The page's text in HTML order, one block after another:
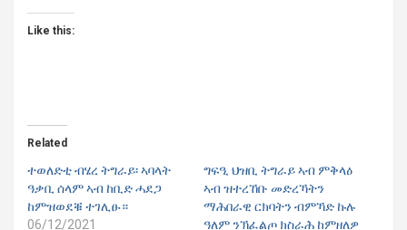
Like this:
Related
ተወለድቲ ብሄረ ትግራይ፡ ኣባላት
ዓቃቢ ሰላም ኣብ ከቢድ ሓደጋ
ከምዝወደቑ ተገሊፁ።
06/12/2021
ግፍዒ ህዝቢ ትግራይ ኣብ ምቅላዕ
ኣብ ዝተረኸቡ መድረኻትን
ማሕበራዊ ርክባትን ብምኻድ ኩሉ
ዓለም ንኽፈልጦ ክስራሕ ከምዘለዎ